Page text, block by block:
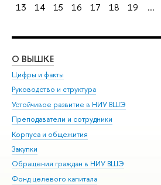
13
14 15 16 17 18 19 ...
О ВЫШКЕ
Цифры и факты
Руководство и структура
Устойчивое развитие в НИУ ВШЭ
Преподаватели и сотрудники
Корпуса и общежития
Закупки
Обращения граждан в НИУ ВШЭ
Фонд целевого капитала